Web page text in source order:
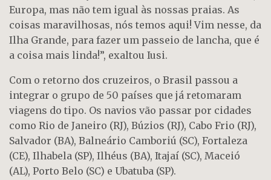
Europa, mas não tem igual às nossas praias. As
coisas maravilhosas, nós temos aqui! Vim nesse, da
Ilha Grande, para fazer um passeio de lancha, que é
a coisa mais linda!”, exaltou Iusi.
Com o retorno dos cruzeiros, o Brasil passou a
integrar o grupo de 50 países que já retomaram
viagens do tipo. Os navios vão passar por cidades
como Rio de Janeiro (RJ), Búzios (RJ), Cabo Frio (RJ),
Salvador (BA), Balneário Camboriú (SC), Fortaleza
(CE), Ilhabela (SP), Ilhéus (BA), Itajaí (SC), Maceió
(AL), Porto Belo (SC) e Ubatuba (SP).